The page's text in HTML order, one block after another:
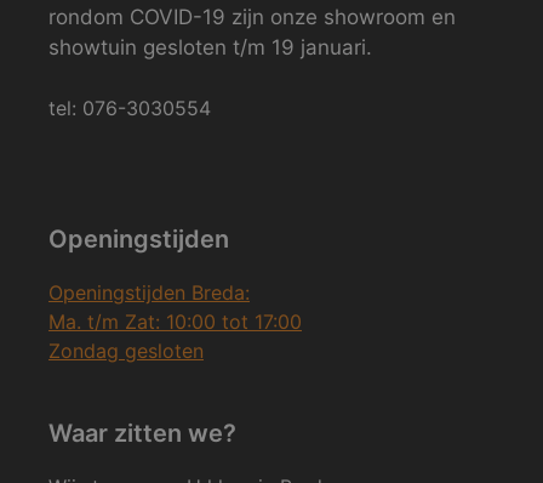
rondom COVID-19 zijn onze showroom en
showtuin gesloten t/m 19 januari.
tel: 076-3030554
Openingstijden
Openingstijden Breda:
Ma. t/m Zat: 10:00 tot 17:00
Zondag gesloten
Waar zitten we?